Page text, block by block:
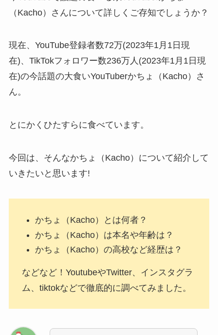
（Kacho）さんについて詳しくご存知でしょうか？
現在、YouTube登録者数72万(2023年1月1日現
在)、TikTokフォロワー数236万人(2023年1月1日現
在)の今話題の大食いYouTuberかちょ（Kacho）さ
ん。
とにかくひたすらに食べています。
今回は、そんなかちょ（Kacho）について紹介して
いきたいと思います!
かちょ（Kacho）とは何者？
かちょ（Kacho）は本名や年齢は？
かちょ（Kacho）の高校など経歴は？
などなど！YoutubeやTwitter、インスタグラ
ム、tiktokなどで徹底的に調べてみました。